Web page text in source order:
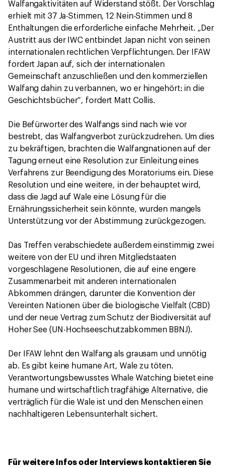
Walfangaktivitäten auf Widerstand stößt. Der Vorschlag
erhielt mit 37 Ja-Stimmen, 12 Nein-Stimmen und 8
Enthaltungen die erforderliche einfache Mehrheit. „Der
Austritt aus der IWC entbindet Japan nicht von seinen
internationalen rechtlichen Verpflichtungen. Der IFAW
fordert Japan auf, sich der internationalen
Gemeinschaft anzuschließen und den kommerziellen
Walfang dahin zu verbannen, wo er hingehört: in die
Geschichtsbücher“, fordert Matt Collis.
Die Befürworter des Walfangs sind nach wie vor
bestrebt, das Walfangverbot zurückzudrehen. Um dies
zu bekräftigen, brachten die Walfangnationen auf der
Tagung erneut eine Resolution zur Einleitung eines
Verfahrens zur Beendigung des Moratoriums ein. Diese
Resolution und eine weitere, in der behauptet wird,
dass die Jagd auf Wale eine Lösung für die
Ernährungssicherheit sein könnte, wurden mangels
Unterstützung vor der Abstimmung zurückgezogen.
Das Treffen verabschiedete außerdem einstimmig zwei
weitere von der EU und ihren Mitgliedstaaten
vorgeschlagene Resolutionen, die auf eine engere
Zusammenarbeit mit anderen internationalen
Abkommen drängen, darunter die Konvention der
Vereinten Nationen über die biologische Vielfalt (CBD)
und der neue Vertrag zum Schutz der Biodiversität auf
Hoher See (UN-Hochseeschutzabkommen BBNJ).
Der IFAW lehnt den Walfang als grausam und unnötig
ab. Es gibt keine humane Art, Wale zu töten.
Verantwortungsbewusstes Whale Watching bietet eine
humane und wirtschaftlich tragfähige Alternative, die
verträglich für die Wale ist und den Menschen einen
nachhaltigeren Lebensunterhalt sichert.
Für weitere Infos oder Interviews kontaktieren Sie